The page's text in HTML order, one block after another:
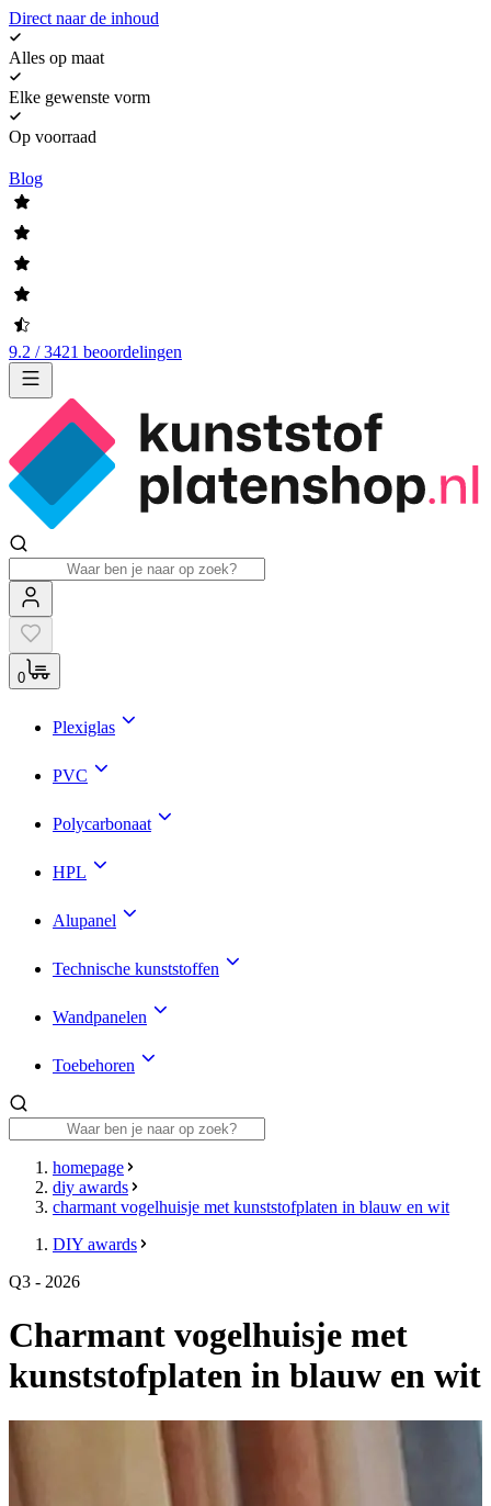
Direct naar de inhoud
Alles op maat
Elke gewenste vorm
Op voorraad
Blog
9.2 / 3421 beoordelingen
0
Plexiglas
PVC
Polycarbonaat
HPL
Alupanel
Technische kunststoffen
Wandpanelen
Toebehoren
homepage
diy awards
charmant vogelhuisje met kunststofplaten in blauw en wit
DIY awards
Q3 - 2026
Charmant vogelhuisje met
kunststofplaten in blauw en wit